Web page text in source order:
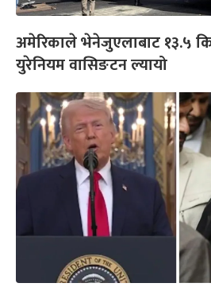
अमेरिकाले भेनेजुएलाबाट १३.५
युरेनियम वासिङटन ल्यायो